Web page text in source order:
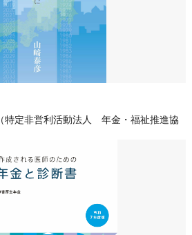
特定非営利活動法人 年金・福祉推進協